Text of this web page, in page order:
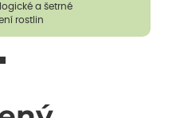
a šetrné
rostlin